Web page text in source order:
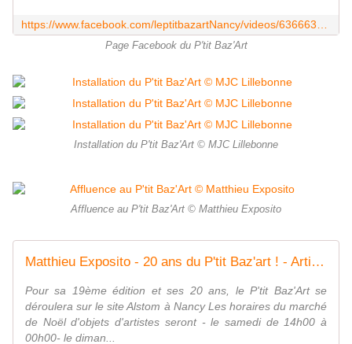
Page Facebook du P'tit Baz'Art
Installation du P'tit Baz'Art © MJC Lillebonne
Affluence au P'tit Baz'Art © Matthieu Exposito
Matthieu Exposito - 20 ans du P'tit Baz'art ! - Artiste plasticien et performeur
Pour sa 19ème édition et ses 20 ans, le P'tit Baz'Art se
déroulera sur le site Alstom à Nancy Les horaires du marché
de Noël d'objets d'artistes seront - le samedi de 14h00 à
00h00- le diman...